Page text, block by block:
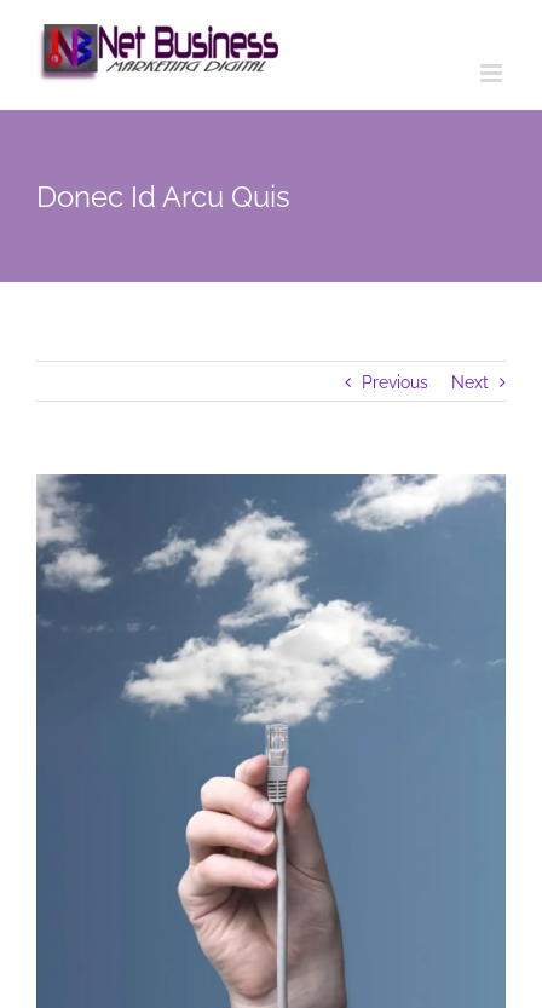
Donec Id Arcu Quis
Previous Next
View
Larger
Image